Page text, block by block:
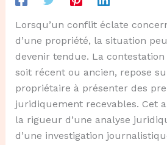
Lorsqu’un conflit éclate
d’une propriété, la situation
devenir tendue. La contestation
soit récent ou ancien, repose
propriétaire à présenter des
juridiquement recevables. Cet
la rigueur d’une analyse
d’une investigation